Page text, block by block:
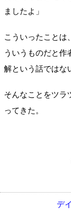
ましたよ」
こういったことは
ういうものだと作
解という話ではな
そんなことをツラ
ってきた。
デ